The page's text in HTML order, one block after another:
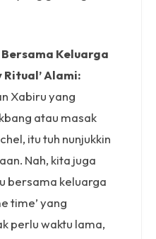
Keluarga
Ritual’ Alami:
Xabiru yang
atau masak
itu tuh nunjukkin
Nah, kita juga
bersama keluarga
time’ yang
perlu waktu lama,